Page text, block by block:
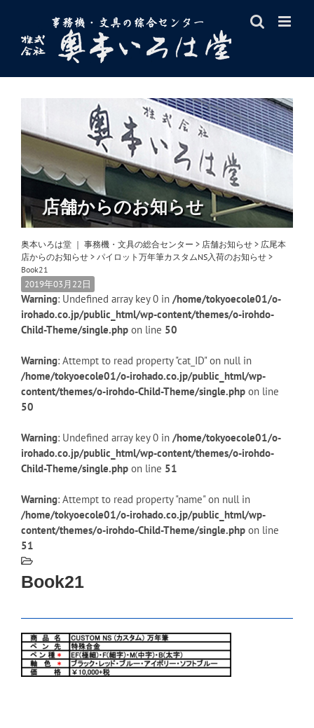
content
店舗からのお知らせ
奥本いろは堂 ｜ 事務機・文具の総合センター > 店舗お知らせ > 広尾本
店からのお知らせ > パイロット万年筆カスタムNS入荷のお知らせ >
Book21
2019年03月22日
Warning: Undefined array key 0 in /home/tokyoecole01/o-
irohado.co.jp/public_html/wp-content/themes/o-irohdo-
Child-Theme/single.php on line 50
Warning: Attempt to read property "cat_ID" on null in
/home/tokyoecole01/o-irohado.co.jp/public_html/wp-
content/themes/o-irohdo-Child-Theme/single.php on line
50
Warning: Undefined array key 0 in /home/tokyoecole01/o-
irohado.co.jp/public_html/wp-content/themes/o-irohdo-
Child-Theme/single.php on line 51
Warning: Attempt to read property "name" on null in
/home/tokyoecole01/o-irohado.co.jp/public_html/wp-
content/themes/o-irohdo-Child-Theme/single.php on line
51
Book21